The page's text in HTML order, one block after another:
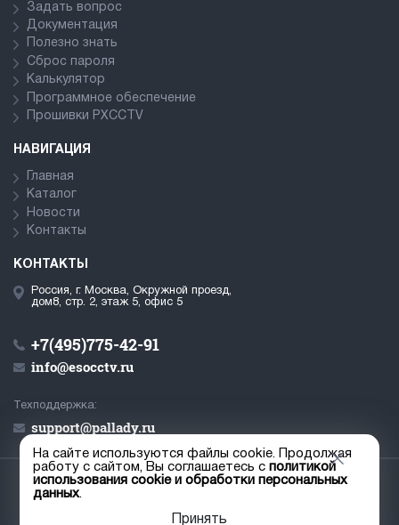
Задать вопрос
Документация
Полезно знать
Сброс пароля
Калькулятор
Программное обеспечение
Прошивки PXCCTV
НАВИГАЦИЯ
Главная
Каталог
Новости
Контакты
КОНТАКТЫ
Россия, г. Москва, Окружной проезд,
дом8, стр. 2, этаж 5, офис 5
+7(495)775-42-91
info@esocctv.ru
Техподдержка:
support@pallady.ru
Пользовательское соглашение
На сайте используются файлы cookie. Продолжая
работу с сайтом, Вы соглашаетесь сполитикой
использования cookie и обработки персональных
данных.
Принять